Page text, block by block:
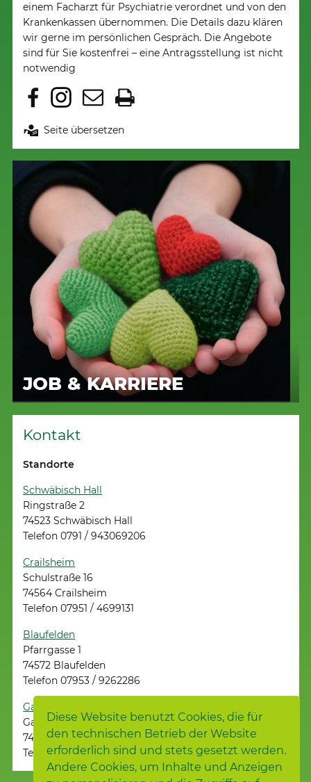
Diese Website benutzt Cookies, die für
den technischen Betrieb der Website
erforderlich sind und stets gesetzt werden.
Andere Cookies, um Inhalte und Anzeigen
einem Facharzt für Psychiatrie verordnet und von den
Krankenkassen übernommen. Die Details dazu klären
wir gerne im persönlichen Gespräch. Die Angebote
sind für Sie kostenfrei – eine Antragsstellung ist nicht
notwendig
Seite übersetzen
JOB & KARRIERE
Kontakt
Standorte
Schwäbisch Hall
Ringstraße 2
74523 Schwäbisch Hall
Telefon 0791 / 943069206
Crailsheim
Schulstraße 16
74564 Crailsheim
Telefon 07951 / 4699131
Blaufelden
Pfarrgasse 1
74572 Blaufelden
Telefon 07953 / 9262286
Gaildorf
Gartenstraße 13
74405 Gaildorf
Telefon 07971 / 9783318